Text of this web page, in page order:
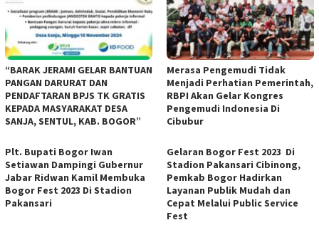
“BARAK JERAMI GELAR BANTUAN
PANGAN DARURAT DAN
PENDAFTARAN BPJS TK GRATIS
KEPADA MASYARAKAT DESA
SANJA, SENTUL, KAB. BOGOR”
Merasa Pengemudi Tidak
Menjadi Perhatian Pemerintah,
RBPI Akan Gelar Kongres
Pengemudi Indonesia Di
Cibubur
Plt. Bupati Bogor Iwan
Setiawan Dampingi Gubernur
Jabar Ridwan Kamil Membuka
Bogor Fest 2023 Di Stadion
Pakansari
Gelaran Bogor Fest 2023 Di
Stadion Pakansari Cibinong,
Pemkab Bogor Hadirkan
Layanan Publik Mudah dan
Cepat Melalui Public Service
Fest